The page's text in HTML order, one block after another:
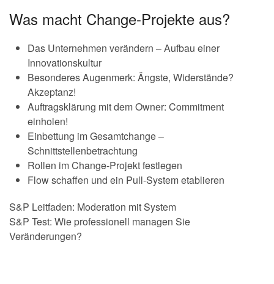
Was macht Change-Projekte aus?
Das Unternehmen verändern – Aufbau einer
Innovationskultur
Besonderes Augenmerk: Ängste, Widerstände?
Akzeptanz!
Auftragsklärung mit dem Owner: Commitment
einholen!
Einbettung im Gesamtchange –
Schnittstellenbetrachtung
Rollen im Change-Projekt festlegen
Flow schaffen und ein Pull-System etablieren
S&P Leitfaden: Moderation mit System
S&P Test: Wie professionell managen Sie
Veränderungen?